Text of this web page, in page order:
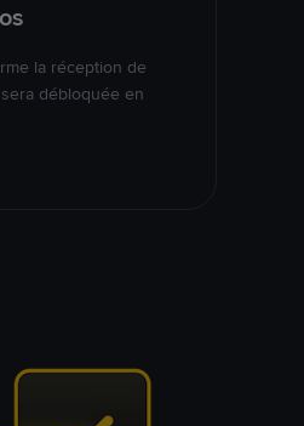
la réception de
débloquée en